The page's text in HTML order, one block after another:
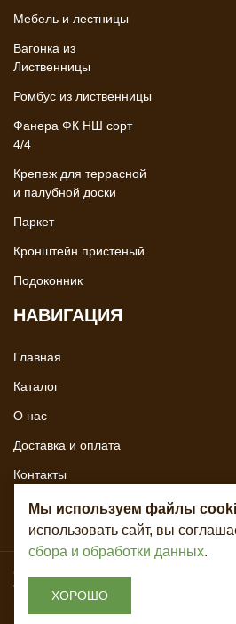
Мебель и лестницы
Вагонка из
Лиственницы
Ромбус из лиственницы
Фанера ФК НШ сорт
4/4
Крепеж для террасной
и палубной доски
Паркет
Кронштейн пристеный
Подоконник
НАВИГАЦИЯ
Главная
Каталог
О нас
Доставка и оплата
Контакты
Copyright © 2020 - 2026. Всё для лестниц.
Vegas Studio
Мы используем файлы
использовать сайт, вы
сбора и обработки данных.
ХОРОШО